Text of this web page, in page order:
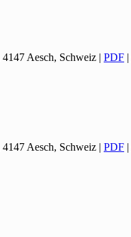
Aesch, Schweiz| PDF|
Aesch, Schweiz| PDF|